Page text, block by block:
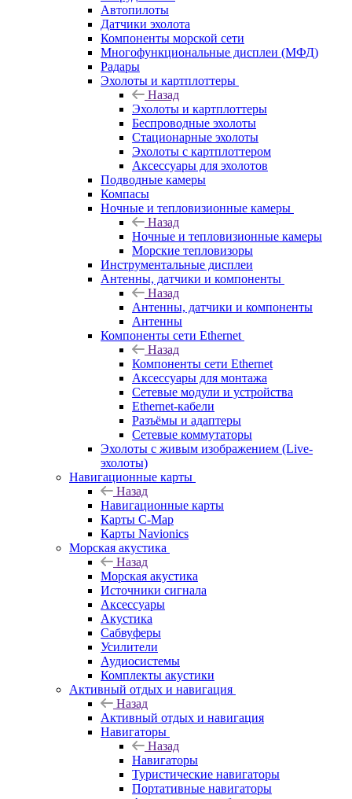
Автопилоты
Датчики эхолота
Компоненты морской сети
Многофункциональные дисплеи (МФД)
Радары
Эхолоты и картплоттеры
Назад
Эхолоты и картплоттеры
Беспроводные эхолоты
Стационарные эхолоты
Эхолоты с картплоттером
Аксессуары для эхолотов
Подводные камеры
Компасы
Ночные и тепловизионные камеры
Назад
Ночные и тепловизионные камеры
Морские тепловизоры
Инструментальные дисплеи
Антенны, датчики и компоненты
Назад
Антенны, датчики и компоненты
Антенны
Компоненты сети Ethernet
Назад
Компоненты сети Ethernet
Аксессуары для монтажа
Сетевые модули и устройства
Ethernet-кабели
Разъёмы и адаптеры
Сетевые коммутаторы
Эхолоты с живым изображением (Live-
эхолоты)
Навигационные карты
Назад
Навигационные карты
Карты C-Map
Карты Navionics
Морская акустика
Назад
Морская акустика
Источники сигнала
Аксессуары
Акустика
Сабвуферы
Усилители
Аудиосистемы
Комплекты акустики
Активный отдых и навигация
Назад
Активный отдых и навигация
Навигаторы
Назад
Навигаторы
Туристические навигаторы
Портативные навигаторы